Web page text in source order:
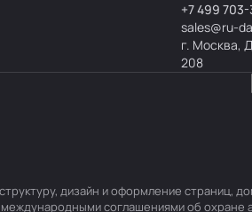
+7 499 703-
sales@ru-
г. Москва,
208
дизайн и оформление страниц,
соглашениями об охране